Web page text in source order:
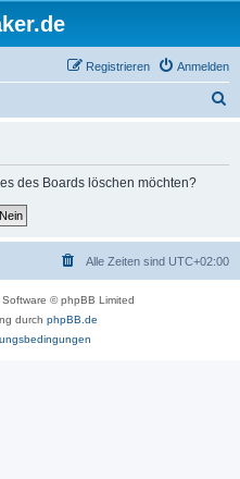
Anmelden
Registrieren
des Boards löschen möchten?
Alle Zeiten sind UTC+02:00
© phpBB Limited
durch phpBB.de